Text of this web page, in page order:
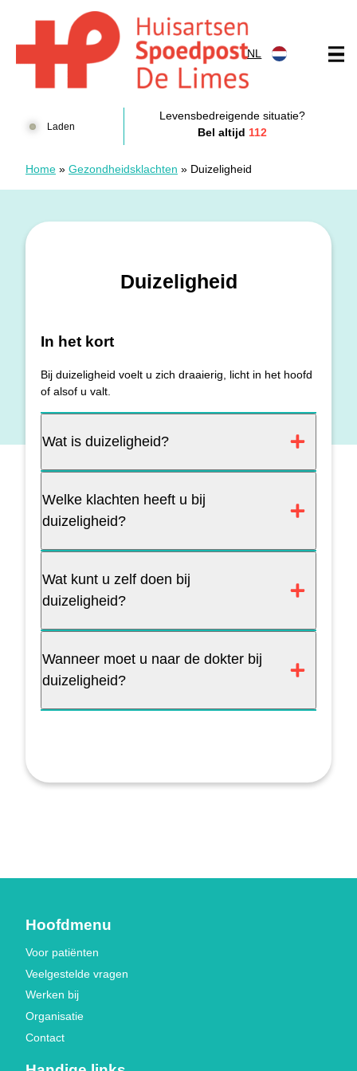
NL
Laden
Levensbedreigende situatie?
Bel altijd 112
Home » Gezondheidsklachten » Duizeligheid
Duizeligheid
In het kort
Bij duizeligheid voelt u zich draaierig, licht in het hoofd
of alsof u valt.
Wat is duizeligheid?
Welke klachten heeft u bij
duizeligheid?
Wat kunt u zelf doen bij
duizeligheid?
Wanneer moet u naar de dokter bij
duizeligheid?
Hoofdmenu
Voor patiënten
Veelgestelde vragen
Werken bij
Organisatie
Contact